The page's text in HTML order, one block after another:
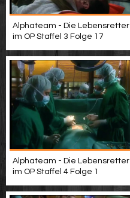
Alphateam - Die Lebensretter
im OP Staffel 3 Folge 17
Alphateam - Die Lebensretter
im OP Staffel 4 Folge 1